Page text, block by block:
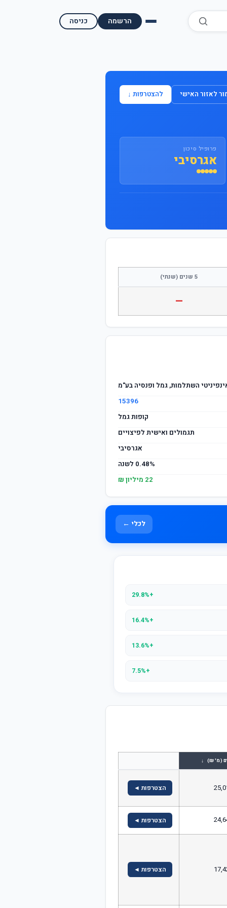
כניסה הרשמה
השוואת בתי השקעות למסחר עצמאי
מאמרים ומדריכים לאזור האישי להצטרפות ↓
פרופיל סיכון
אגרסיבי
5 שנים (שנתי)
—
השתלמות, גמל ופנסיה בע"מ
15396
קופות גמל
תגמולים ואישית לפיצויים
אגרסיבי
0.48% לשנה
22 מיליון ₪
לכלי ←
+29.8%
+16.4%
+13.6%
+7.5%
(מ' ₪) ↓
הצטרפות ◄
הצטרפות ◄
הצטרפות ◄